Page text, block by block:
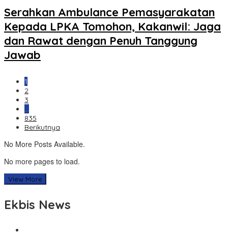
Serahkan Ambulance Pemasyarakatan
Kepada LPKA Tomohon, Kakanwil: Jaga
dan Rawat dengan Penuh Tanggung
Jawab
1
2
3
…
835
Berikutnya
No More Posts Available.
No more pages to load.
View More
Ekbis News